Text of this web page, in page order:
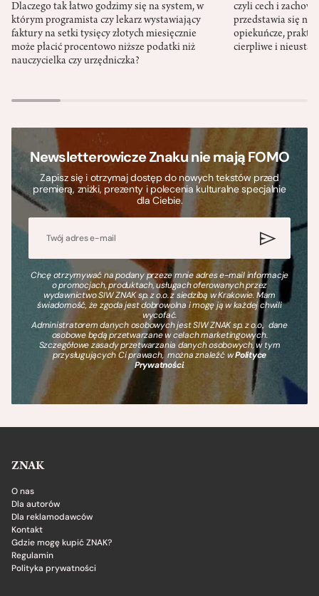
Dlaczego tak łatwo godzimy się na system, w
którym programista czy lekarz wystawiający
faktury na setki tysięcy złotych miesięcznie
może płacić procentowo niższe podatki niż
nauczycielka czy urzędniczka?
czyli cech i
przedstawia się
opiekuńcze,
cierpliwe i
Newsletterowicze Znaku nie mają FOMO
Zapisz się i otrzymaj dostęp do nowych tekstów przed
premierą, zniżki, prezenty i polecenia kulturalne specjalnie
dla Ciebie.
Chcę otrzymywać na podany przeze mnie adres e-mail informacje
o promocjach, produktach, usługach oferowanych przez
wydawnictwo SIW ZNAK sp. z o.o. z siedzibą w Krakowie. Mam
świadomość, że zgoda jest dobrowolna i mogę ją w każdej chwili
wycofać.
Administratorem danych osobowych jest SIW ZNAK sp. z o.o., dane
osobowe będą przetwarzane w celach marketingowych.
Szczegółowe zasady przetwarzania danych osobowych, w tym
przysługujących Ci prawach, można znaleźć wPolityce
Prywatności.
ZNAK
O nas
Dla autorów
Dla reklamodawców
Kontakt
Gdzie mogę kupić ZNAK?
Regulamin
Polityka prywatności